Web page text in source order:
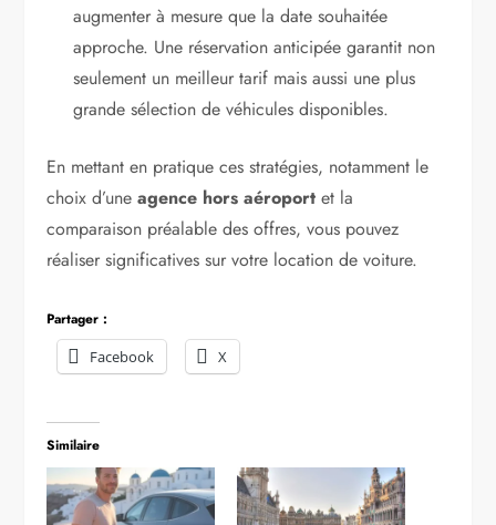
augmenter à mesure que la date souhaitée
approche. Une réservation anticipée garantit non
seulement un meilleur tarif mais aussi une plus
grande sélection de véhicules disponibles.
En mettant en pratique ces stratégies, notamment le
choix d’uneagence hors aéroport et la
comparaison préalable des offres, vous pouvez
réaliser significatives sur votre location de voiture.
Partager :
Facebook
X
Similaire